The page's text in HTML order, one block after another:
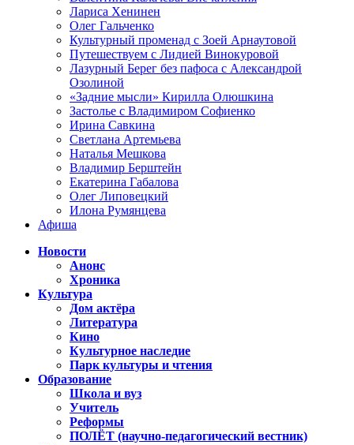
Лариса Хенинен
Олег Гальченко
Культурный променад с Зоей Арнаутовой
Путешествуем с Лидией Винокуровой
Лазурный Берег без пафоса с Александрой
Озолиной
«Задние мысли» Кирилла Олюшкина
Застолье с Владимиром Софиенко
Ирина Савкина
Светлана Артемьева
Наталья Мешкова
Владимир Берштейн
Екатерина Габалова
Олег Липовецкий
Илона Румянцева
Афиша
Новости
Анонс
Хроника
Культура
Дом актёра
Литература
Кино
Культурное наследие
Парк культуры и чтения
Образование
Школа и вуз
Учитель
Реформы
ПОЛЁТ (научно-педагогический вестник)